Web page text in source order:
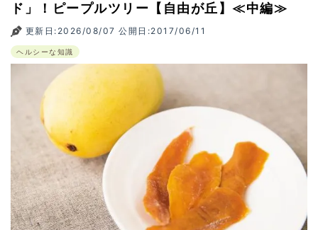
ド」！ピープルツリー【自由が丘】≪中編≫
更新日:2026/08/07 公開日:2017/06/11
ヘルシーな知識